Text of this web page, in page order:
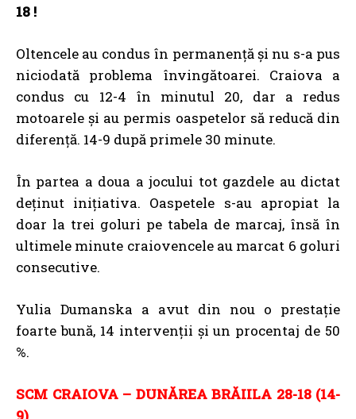
18 !
Oltencele au condus în permanență și nu s-a pus
niciodată problema învingătoarei. Craiova a
condus cu 12-4 în minutul 20, dar a redus
motoarele și au permis oaspetelor să reducă din
diferență. 14-9 după primele 30 minute.
În partea a doua a jocului tot gazdele au dictat
deținut inițiativa. Oaspetele s-au apropiat la
doar la trei goluri pe tabela de marcaj, însă în
ultimele minute craiovencele au marcat 6 goluri
consecutive.
Yulia Dumanska a avut din nou o prestație
foarte bună, 14 intervenții și un procentaj de 50
%.
SCM CRAIOVA – DUNĂREA BRĂIILA 28-18 (14-